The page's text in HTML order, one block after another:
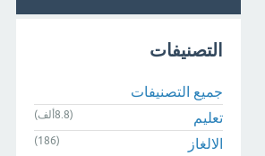
التصنيفات
جميع التصنيفات
تعليم
(8.8ألف)
الالغاز (186)